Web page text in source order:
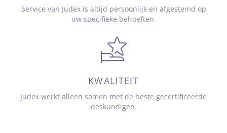
Service van Judex is altijd persoonlijk en afgestemd op
uw specifieke behoeften.
KWALITEIT
Judex werkt alleen samen met de beste gecertificeerde
deskundigen.